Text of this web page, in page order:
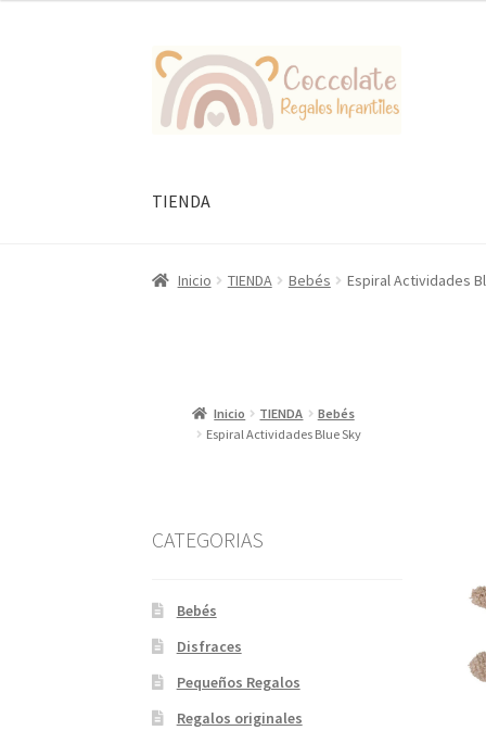
Ir
la
Ir
al
contenido
TIENDA
Inicio TIENDA Bebés Espiral Actividades
Inicio TIENDA
Bebés
Espiral Actividades Blue Sky
CATEGORIAS
Bebés
Disfraces
Pequeños Regalos
Regalos originales